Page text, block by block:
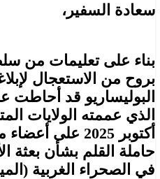
سعادة السفير،
بناء على تعليمات من
بروح من الاستعجال
البوليساريو قد أحاطت
أكتوبر 2025
حاملة القلم بشأن بعثة
في الصحراء الغربية